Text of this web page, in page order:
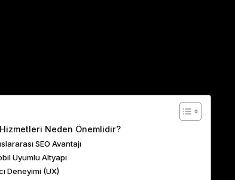
Neden Önemlidir?
SEO Avantajı
Uyumlu Altyapı
Deneyimi (UX)